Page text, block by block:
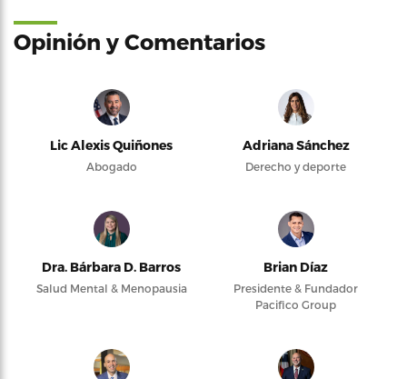
Opinión y Comentarios
Lic Alexis Quiñones
Abogado
Adriana Sánchez
Derecho y deporte
Dra. Bárbara D. Barros
Salud Mental & Menopausia
Brian Díaz
Presidente & Fundador
Pacifico Group